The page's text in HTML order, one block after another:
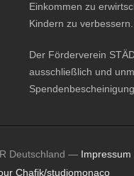
Einkommen zu
Kindern zu verbessern.
Der Förderverein
ausschließlich und
Deutschland — Impressum
Chafik/studiomonaco